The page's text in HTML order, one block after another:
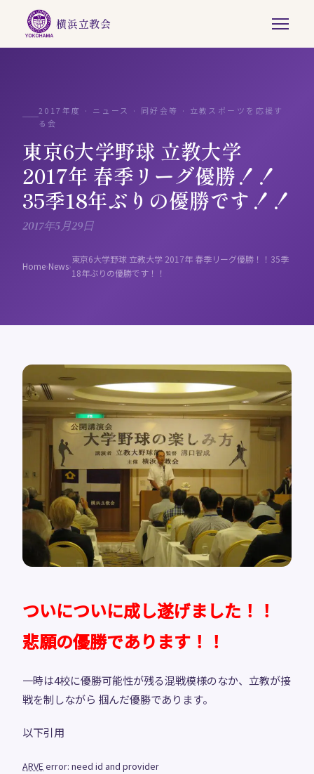
横浜立教会
2017年度 · ニュース · 同好会等 · 立教スポーツを応援す
る会
東京6大学野球 立教大学
2017年 春季リーグ優勝！！
35季18年ぶりの優勝です！！
2017年5月29日
Home›News›
東京6大学野球 立教大学 2017年 春季リーグ優勝！！35季
18年ぶりの優勝です！！
ついについに成し遂げました！！
悲願の優勝であります！！
一時は4校に優勝可能性が残る混戦模様のなか、立教が接
戦を制しながら 掴んだ優勝であります。
以下引用
ARVEerror: need id and provider